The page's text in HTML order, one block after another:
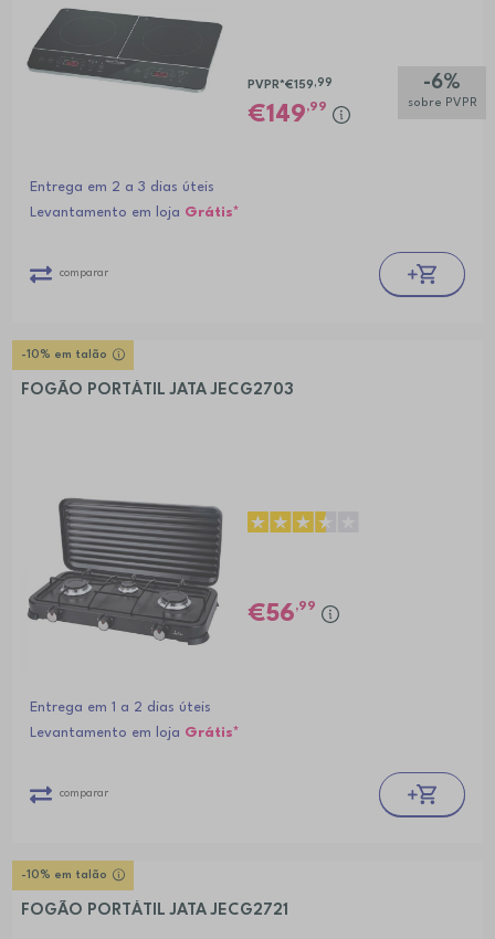
-6%
sobre PVPR
PVPR*€159 ,99
149,99
Entrega em 2 a 3 dias úteis
Levantamento em loja Grátis*
comparar
-10% em talão
FOGÃO PORTÁTIL JATA JECG2703
56,99
Entrega em 1 a 2 dias úteis
Levantamento em loja Grátis*
comparar
-10% em talão
FOGÃO PORTÁTIL JATA JECG2721